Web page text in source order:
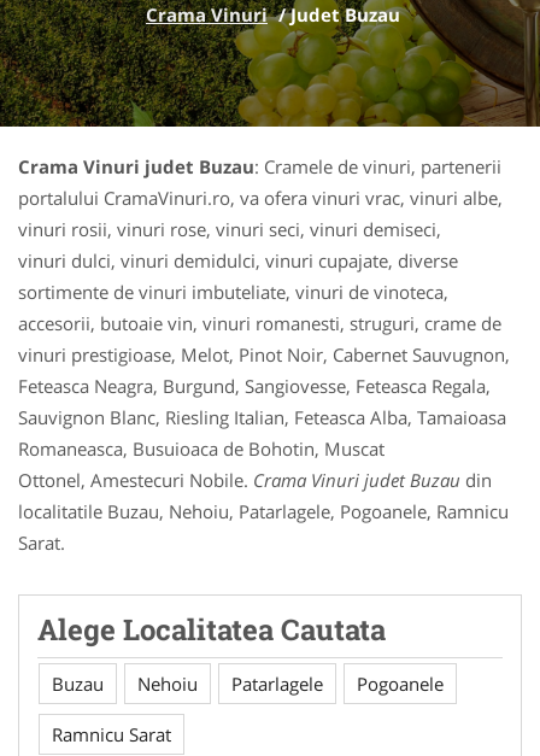
Crama Vinuri /Judet Buzau
Crama Vinuri judet Buzau: Cramele de vinuri, partenerii
portalului CramaVinuri.ro, va ofera vinuri vrac, vinuri albe,
vinuri rosii, vinuri rose, vinuri seci, vinuri demiseci,
vinuri dulci, vinuri demidulci, vinuri cupajate, diverse
sortimente de vinuri imbuteliate, vinuri de vinoteca,
accesorii, butoaie vin, vinuri romanesti, struguri, crame de
vinuri prestigioase, Melot, Pinot Noir, Cabernet Sauvugnon,
Feteasca Neagra, Burgund, Sangiovesse, Feteasca Regala,
Sauvignon Blanc, Riesling Italian, Feteasca Alba, Tamaioasa
Romaneasca, Busuioaca de Bohotin, Muscat
Ottonel, Amestecuri Nobile. Crama Vinuri judet Buzau din
localitatile Buzau, Nehoiu, Patarlagele, Pogoanele, Ramnicu
Sarat.
Alege Localitatea Cautata
Buzau Nehoiu Patarlagele Pogoanele
Ramnicu Sarat